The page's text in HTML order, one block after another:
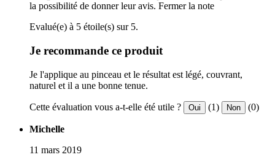
la possibilité de donner leur avis. Fermer la note
Evalué(e) à 5 étoile(s) sur 5.
Je recommande ce produit
Je l'applique au pinceau et le résultat est légé, couvrant,
naturel et il a une bonne tenue.
Cette évaluation vous a-t-elle été utile ? Oui (1) Non (0)
Michelle
11 mars 2019